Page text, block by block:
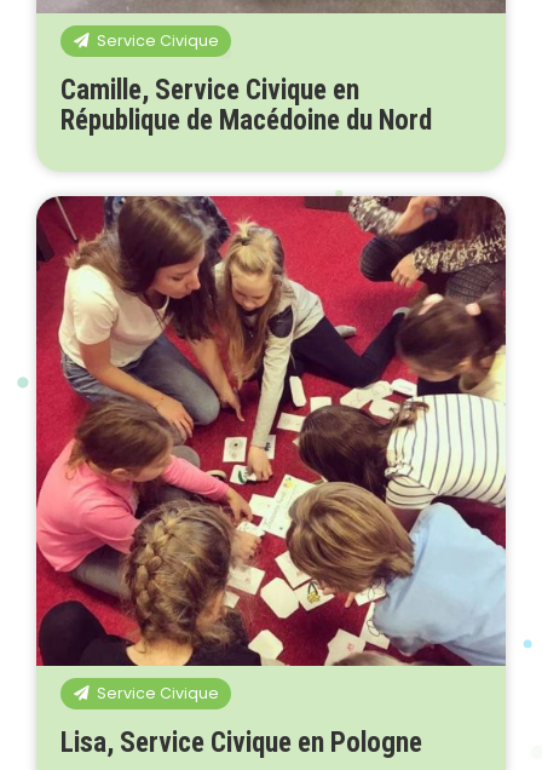
Service Civique
Camille, Service Civique en
République de Macédoine du Nord
Service Civique
Lisa, Service Civique en Pologne